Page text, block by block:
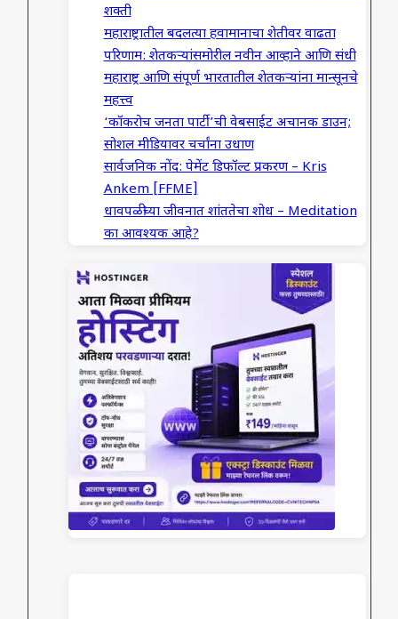
शक्ती
महाराष्ट्रातील बदलत्या हवामानाचा शेतीवर वाढता
परिणाम: शेतकऱ्यांसमोरील नवीन आव्हाने आणि संधी
महाराष्ट्र आणि संपूर्ण भारतातील शेतकऱ्यांना मान्सूनचे
महत्त्व
‘कॉकरोच जनता पार्टी’ची वेबसाईट अचानक डाउन;
सोशल मीडियावर चर्चांना उधाण
सार्वजनिक नोंद: पेमेंट डिफॉल्ट प्रकरण – Kris
Ankem [FFME]
धावपळीच्या जीवनात शांततेचा शोध – Meditation
का आवश्यक आहे?